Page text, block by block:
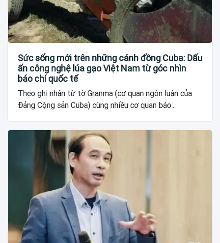
Sức sống mới trên những cánh đồng Cuba: Dấu
ấn công nghệ lúa gạo Việt Nam từ góc nhìn
báo chí quốc tế
Theo ghi nhận từ tờ Granma (cơ quan ngôn luận của
Đảng Cộng sản Cuba) cùng nhiều cơ quan báo...